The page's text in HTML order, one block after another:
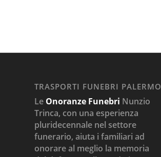
TRASPORTI FUNEBRI PALERMO
Le Onoranze Funebri Nunzio
Trinca, con una esperienza
pluridecennale nel settore
funerario, aiuta i familiari ad
onorare al meglio la memoria